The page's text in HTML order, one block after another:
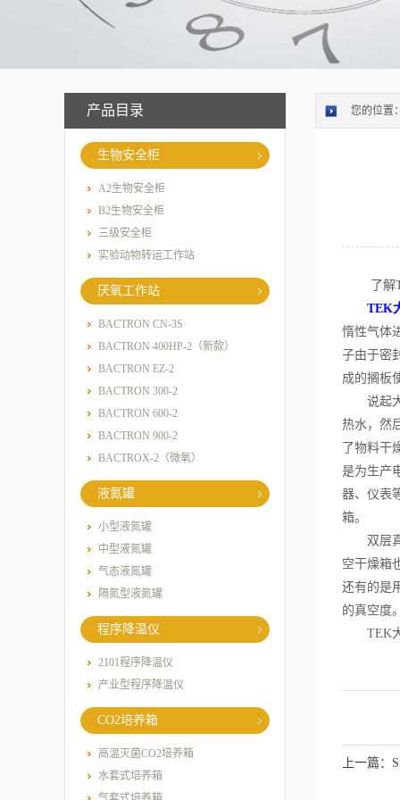
产品目录
生物安全柜
A2生物安全柜
B2生物安全柜
三级安全柜
实验动物转运工作站
厌氧工作站
BACTRON CN-3S
BACTRON 400HP-2（新款）
BACTRON EZ-2
BACTRON 300-2
BACTRON 600-2
BACTRON 900-2
BACTROX-2（微氧）
液氮罐
小型液氮罐
中型液氮罐
气态液氮罐
隔氮型液氮罐
程序降温仪
2101程序降温仪
产业型程序降温仪
CO2培养箱
高温灭菌CO2培养箱
水套式培养箱
您的位置
了解
TEK
惰性气体
子由于密
成的搁板
说起大
热水，然
了物料干
是为生产
器、仪表
箱。
双层真
空干燥箱
还有的是
的真空度
TEK大
上一篇：